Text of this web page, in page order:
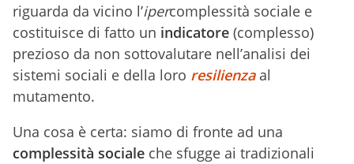
riguarda da vicino l’ipercomplessità sociale e
costituisce di fatto un indicatore (complesso)
prezioso da non sottovalutare nell’analisi dei
sistemi sociali e della loro resilienzaal
mutamento.
Una cosa è certa: siamo di fronte ad una
complessità sociale che sfugge ai tradizionali